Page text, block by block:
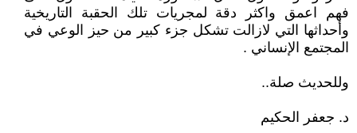
فهم اعمق واكثر دقة لمجريات تلك الحقبة التاريخية
وأحداثها التي لازالت تشكل جزء كبير من حيز الوعي في
المجتمع الإنساني .
وللحديث صلة..
د. جعفر الحكيم